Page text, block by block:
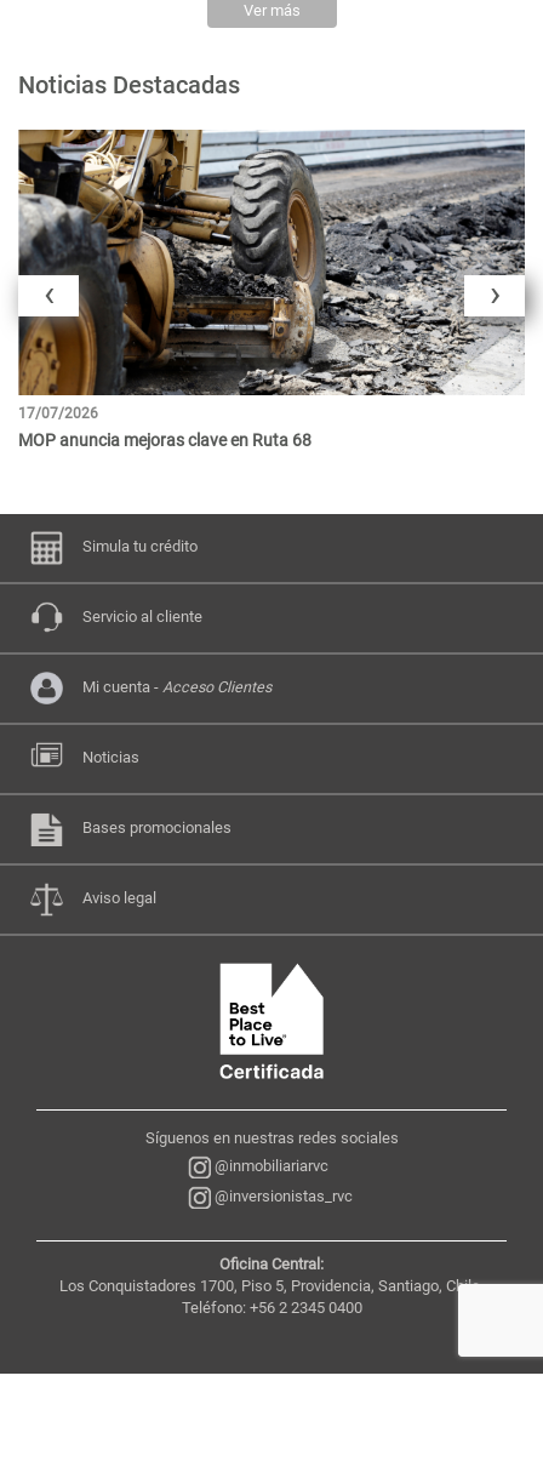
Ver más
Noticias Destacadas
17/07/2026
MOP anuncia mejoras clave en Ruta 68
‹ ›
Simula tu crédito
Servicio al cliente
Mi cuenta - Acceso Clientes
Noticias
Bases promocionales
Aviso legal
Síguenos en nuestras redes sociales
@inmobiliariarvc
@inversionistas_rvc
Oficina Central:
Los Conquistadores 1700, Piso 5, Providencia, Santiago, Chile,
Teléfono: +56 2 2345 0400